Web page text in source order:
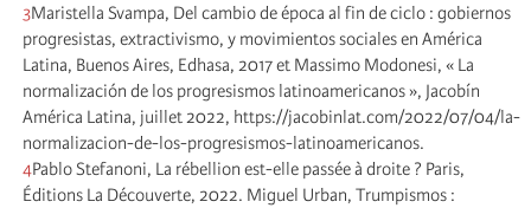
3Maristella Svampa, Del cambio de época al fin de ciclo : gobiernos
progresistas, extractivismo, y movimientos sociales en América
Latina, Buenos Aires, Edhasa, 2017 et Massimo Modonesi, « La
normalización de los progresismos latinoamericanos », Jacobín
América Latina, juillet 2022, https://jacobinlat.com/2022/07/04/la-
normalizacion-de-los-progresismos-latinoamericanos.
4Pablo Stefanoni, La rébellion est-elle passée à droite ? Paris,
Éditions La Découverte, 2022. Miguel Urban, Trumpismos :